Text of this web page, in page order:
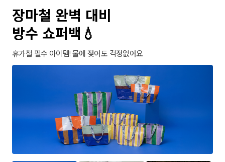
장마철 완벽 대비
방수 쇼퍼백💧
휴가철 필수 아이템! 물에 젖어도 걱정없어요